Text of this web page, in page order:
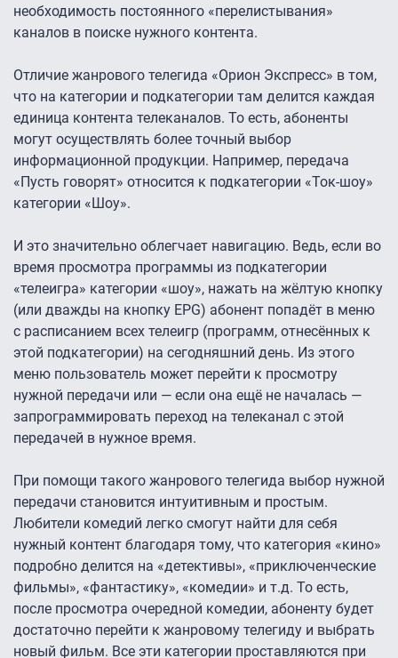
необходимость постоянного «перелистывания»
каналов в поиске нужного контента.
Отличие жанрового телегида «Орион Экспресс» в том,
что на категории и подкатегории там делится каждая
единица контента телеканалов. То есть, абоненты
могут осуществлять более точный выбор
информационной продукции. Например, передача
«Пусть говорят» относится к подкатегории «Ток-шоу»
категории «Шоу».
И это значительно облегчает навигацию. Ведь, если во
время просмотра программы из подкатегории
«телеигра» категории «шоу», нажать на жёлтую кнопку
(или дважды на кнопку EPG) абонент попадёт в меню
с расписанием всех телеигр (программ, отнесённых к
этой подкатегории) на сегодняшний день. Из этого
меню пользователь может перейти к просмотру
нужной передачи или — если она ещё не началась —
запрограммировать переход на телеканал с этой
передачей в нужное время.
При помощи такого жанрового телегида выбор нужной
передачи становится интуитивным и простым.
Любители комедий легко смогут найти для себя
нужный контент благодаря тому, что категория «кино»
подробно делится на «детективы», «приключенческие
фильмы», «фантастику», «комедии» и т.д. То есть,
после просмотра очередной комедии, абоненту будет
достаточно перейти к жанровому телегиду и выбрать
новый фильм. Все эти категории проставляются при